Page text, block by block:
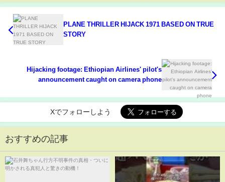
PLANE THRILLER HIJACK 1971 BASED ON TRUE
STORY
Hijacking footage: Ethiopian Airlines' pilot's
announcement caught on camera phone
Xでフォローしよう
おすすめの記事